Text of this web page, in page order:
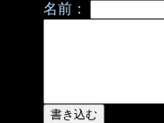
名前：